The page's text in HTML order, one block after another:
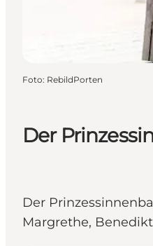
Der
Der
Margrethe,
Foto: RebildPorten